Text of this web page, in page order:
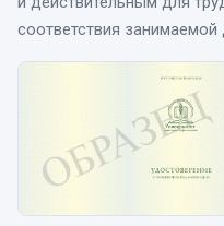
соответствия